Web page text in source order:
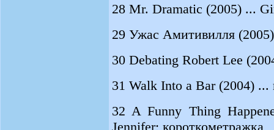
28 Mr. Dramatic (2005) ...
29 Ужас Амитивилля
30 Debating Robert Lee
31 Walk Into a Bar (2004) ...
32 A Funny Thing
Jennifer; короткометражка